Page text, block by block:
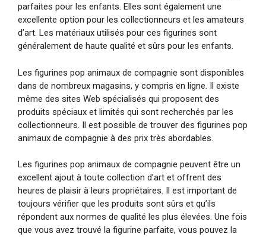
parfaites pour les enfants. Elles sont également une
excellente option pour les collectionneurs et les amateurs
d’art. Les matériaux utilisés pour ces figurines sont
généralement de haute qualité et sûrs pour les enfants.
Les figurines pop animaux de compagnie sont disponibles
dans de nombreux magasins, y compris en ligne. Il existe
même des sites Web spécialisés qui proposent des
produits spéciaux et limités qui sont recherchés par les
collectionneurs. Il est possible de trouver des figurines pop
animaux de compagnie à des prix très abordables.
Les figurines pop animaux de compagnie peuvent être un
excellent ajout à toute collection d’art et offrent des
heures de plaisir à leurs propriétaires. Il est important de
toujours vérifier que les produits sont sûrs et qu’ils
répondent aux normes de qualité les plus élevées. Une fois
que vous avez trouvé la figurine parfaite, vous pouvez la